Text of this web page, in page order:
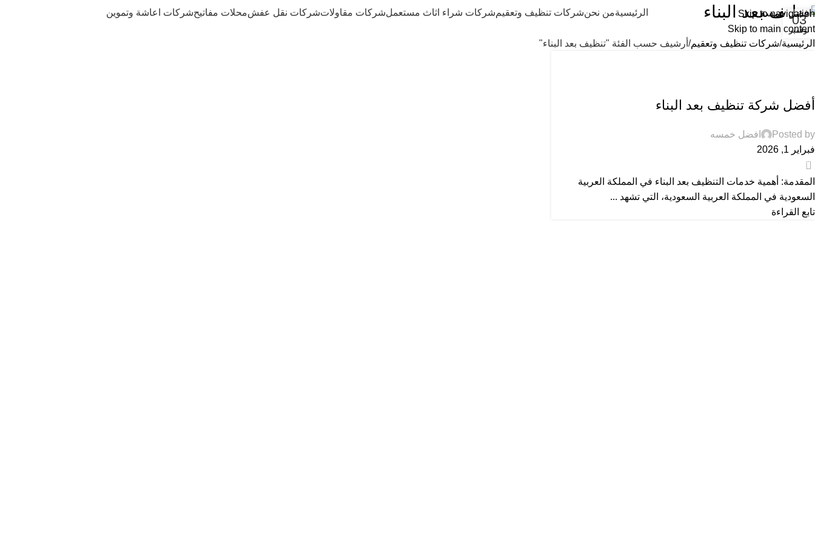
Skip to navigation
Skip to main content
الرئيسيةمن نحنشركات تنظيف وتعقيمشركات شراء اثاث مستعملشركات مقاولاتشركات نقل عفشمحلات مفاتيحشركات اعاشة وتموين تنظيف بعد البناء
الرئيسية شركات تنظيف وتعقيم أرشيف حسب الفئة "تنظيف بعد البناء"
03
نوفمبر
أفضل شركة تنظيف بعد البناء
Posted by
افضل خمسه
فبراير 1, 2026
0
المقدمة: أهمية خدمات التنظيف بعد البناء في المملكة العربية
السعودية في المملكة العربية السعودية، التي تشهد ...
تابع القراءة